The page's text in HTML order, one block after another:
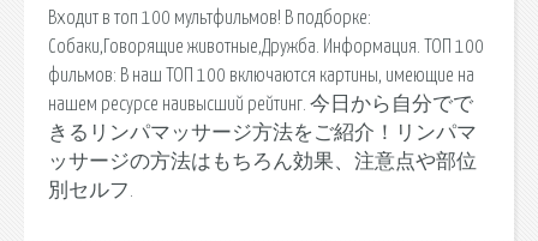
Входит в топ 100 мультфильмов! В подборке:
Собаки,Говорящие животные,Дружба. Информация. ТОП 100
фильмов: В наш ТОП 100 включаются картины, имеющие на
нашем ресурсе наивысший рейтинг. 今日から自分でで
きるリンパマッサージ方法をご紹介！リンパマ
ッサージの方法はもちろん効果、注意点や部位
別セルフ.